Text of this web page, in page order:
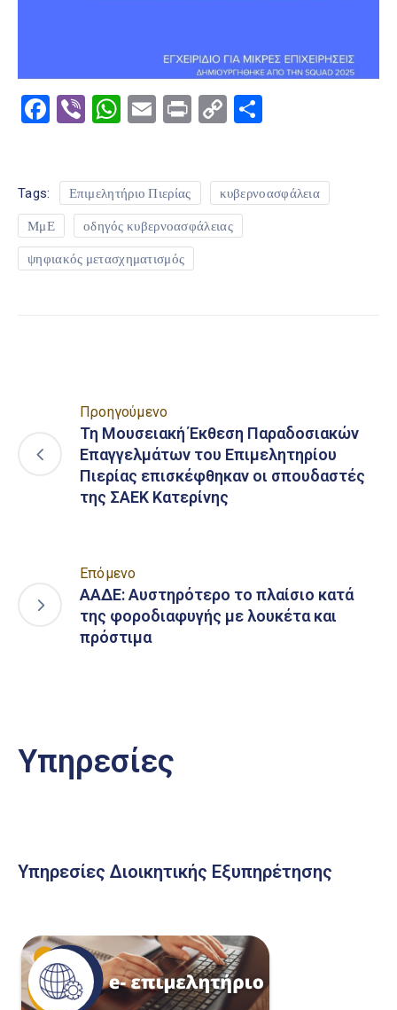
Facebook
ViberWhatsApp
EmailPrintCopy
Tags: Επιμελητήριο Πιερίας κυβερνοασφάλεια
ΜμΕ οδηγός κυβερνοασφάλειας
ψηφιακός μετασχηματισμός
Προηγούμενο
Τη Μουσειακή Έκθεση Παραδοσιακών
Επαγγελμάτων του Επιμελητηρίου
Πιερίας επισκέφθηκαν οι σπουδαστές
της ΣΑΕΚ Κατερίνης
Επόμενο
ΑΑΔΕ: Αυστηρότερο το πλαίσιο κατά
της φοροδιαφυγής με λουκέτα και
πρόστιμα
Υπηρεσίες
Υπηρεσίες Διοικητικής Εξυπηρέτησης